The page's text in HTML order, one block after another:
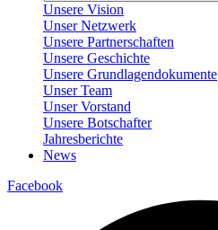
Unsere Vision
Unser Netzwerk
Unsere Partnerschaften
Unsere Geschichte
Unsere Grundlagendokumente
Unser Team
Unser Vorstand
Unsere Botschafter
Jahresberichte
News
Facebook